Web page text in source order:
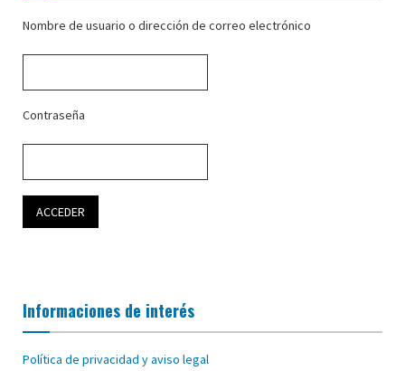
Nombre de usuario o dirección de correo electrónico
Contraseña
Informaciones de interés
Política de privacidad y aviso legal